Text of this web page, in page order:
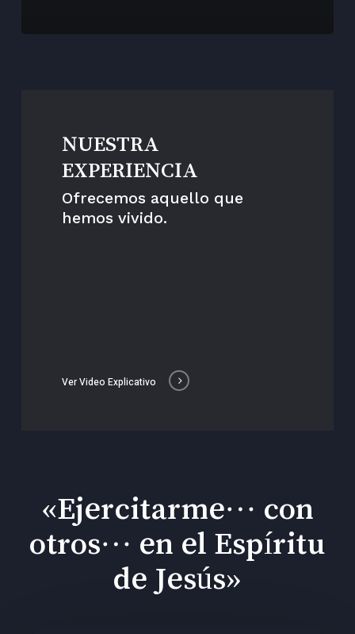
NUESTRA
EXPERIENCIA
Ofrecemos aquello que
hemos vivido.
Ver Video Explicativo
«Ejercitarme… con
otros… en el Espíritu
de Jesús»